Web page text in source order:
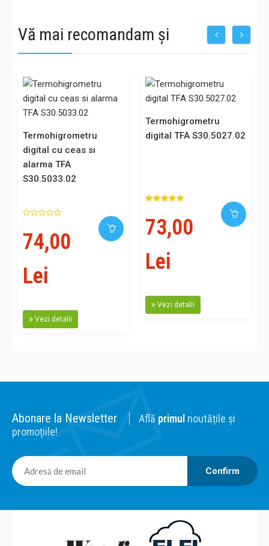
Vă mai recomandam și
Termohigrometru
digital cu ceas si
alarma TFA
S30.5033.02
74,00
Lei
Vezi detalii
Termohigrometru
digital TFA S30.5027.02
73,00
Lei
Vezi detalii
Abonare la Newsletter Află primul noutățile și
promoțiile!
Confirm